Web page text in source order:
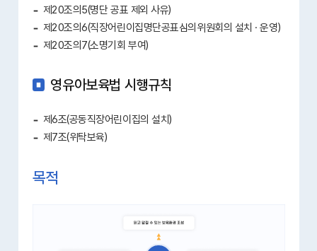
제20조의5(명단 공표 제외 사유)
제20조의6(직장어린이집명단공표심의위원회의 설치 · 운영)
제20조의7(소명기회 부여)
영유아보육법 시행규칙
제6조(공동직장어린이집의 설치)
제7조(위탁보육)
목적